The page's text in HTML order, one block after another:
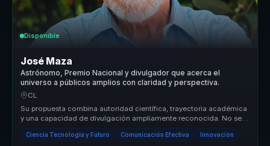
Disponible
José Maza
Astrónomo, Premio Nacional y divulgador que acerca el
universo a públicos amplios con claridad y perspectiva.
CL
Su propuesta combina autoridad científica, trayectoria académica
y una capacidad de divulgación ampliamente reconocida. No se
presenta co...
Ciencia Tecnología y Futuro Comunicación Efectiva Innovación